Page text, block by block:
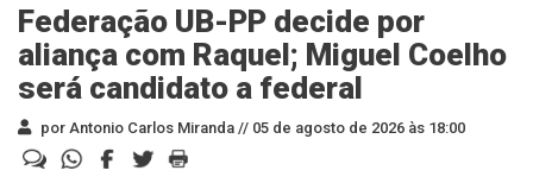
Federação UB-PP decide por
aliança com Raquel; Miguel Coelho
será candidato a federal
por Antonio Carlos Miranda // 05 de agosto de 2026 às 18:00